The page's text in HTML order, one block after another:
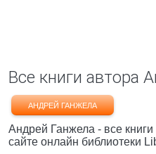
Все книги автора
АНДРЕЙ ГАНЖЕЛА
Андрей Ганжела - все
сайте онлайн библиотеки